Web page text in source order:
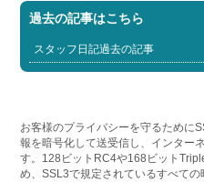
過去の記事はこちら
スタッフ日記過去の記事
お客様のプライバシーを守るために
報を暗号化して送受信し、インター
す。128ビットRC4や168ビット
め、SSL3で規定されているすべて